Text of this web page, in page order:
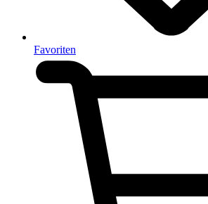
Favoriten